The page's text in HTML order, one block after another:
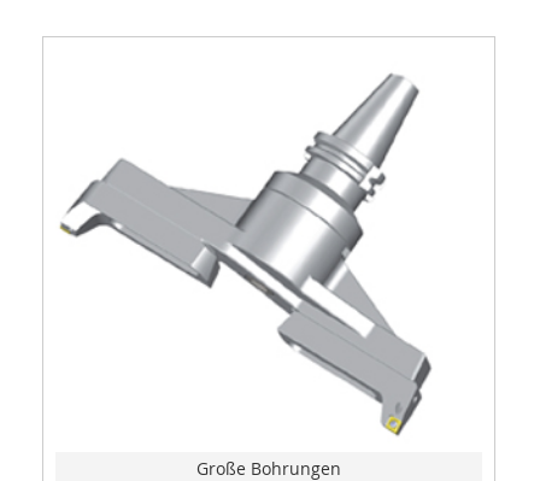
Große Bohrungen